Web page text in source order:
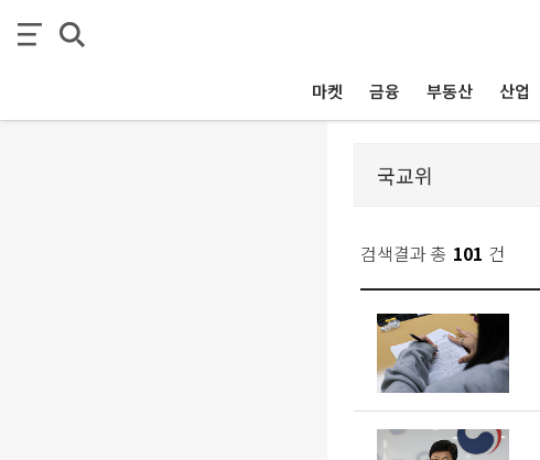
마켓 금융 부동산 산업
검색결과 총 101 건